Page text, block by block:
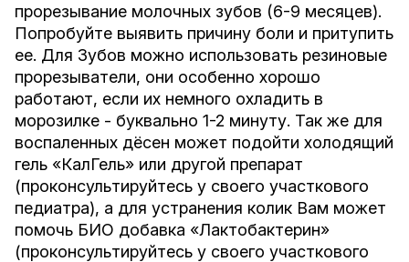
прорезывание молочных зубов (6-9 месяцев).
Попробуйте выявить причину боли и притупить
ее. Для Зубов можно использовать резиновые
прорезыватели, они особенно хорошо
работают, если их немного охладить в
морозилке - буквально 1-2 минуту. Так же для
воспаленных дёсен может подойти холодящий
гель «КалГель» или другой препарат
(проконсультируйтесь у своего участкового
педиатра), а для устранения колик Вам может
помочь БИО добавка «Лактобактерин»
(проконсультируйтесь у своего участкового